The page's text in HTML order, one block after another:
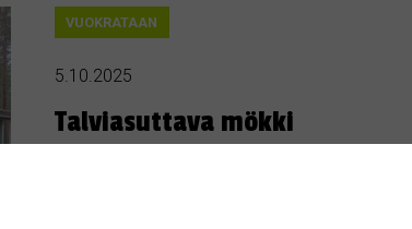
VUOKRATAAN
5.10.2025
Talviasuttava mökki
Tarjotaan vuokralle 2500 €/kk. Minimivuokrausaika 1 kk.